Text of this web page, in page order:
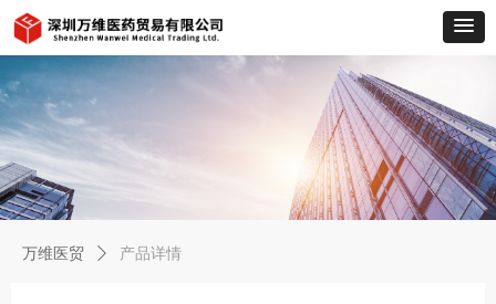
万维医贸 ꄲ 产品详情